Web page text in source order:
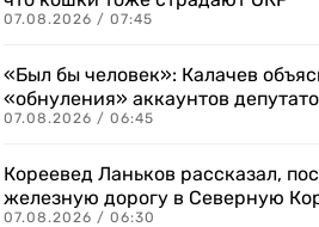
07.08.2026 / 07:45
«Был бы человек»: Калачев
«обнуления» аккаунтов
07.08.2026 / 06:45
Кореевед Ланьков рассказал,
железную дорогу в Северную
07.08.2026 / 06:30